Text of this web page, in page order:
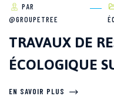
PAR
@GROUPETREE
TRAVAUX DE
ÉCOLOGIQUE
EN SAVOIR PLUS